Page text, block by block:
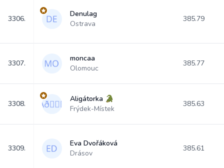
3306.
Denulag
Ostrava
385.79
3307.
moncaa
Olomouc
385.77
3308.
Aligátorka 🐊
Frýdek-Místek
385.63
3309.
Eva Dvořáková
Drásov
385.61